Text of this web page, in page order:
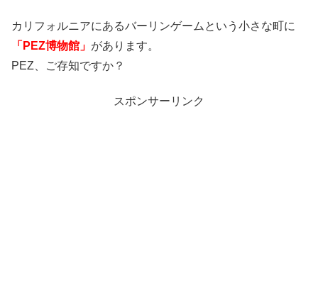
カリフォルニアにあるバーリンゲームという小さな町に
「PEZ博物館」 があります。
PEZ、ご存知ですか？
スポンサーリンク